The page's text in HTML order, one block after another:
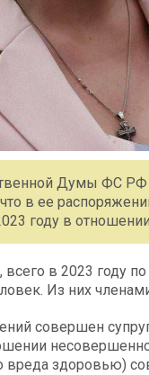
Думы ФС
в ее
году в
всего в 2023 году
Из них
совершен
вреда здоровью)